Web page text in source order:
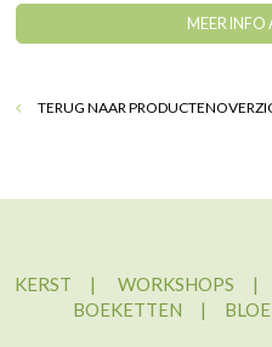
MEER
TERUG NAAR
KERST | WORKSHOPS |
BOEKETTEN |